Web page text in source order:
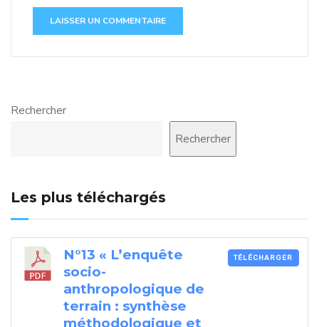
Rechercher
Rechercher
Les plus téléchargés
N°13 « L’enquête
socio-
anthropologique de
terrain : synthèse
méthodologique et
TÉLÉCHARGER